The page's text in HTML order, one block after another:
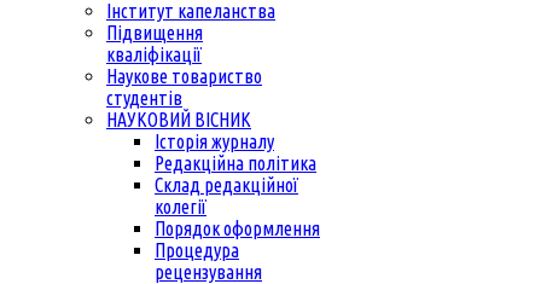
Інститут капеланства
Підвищення
кваліфікації
Наукове товариство
студентів
НАУКОВИЙ ВІСНИК
Історія журналу
Редакційна політика
Склад редакційної
колегії
Порядок оформлення
Процедура
рецензування